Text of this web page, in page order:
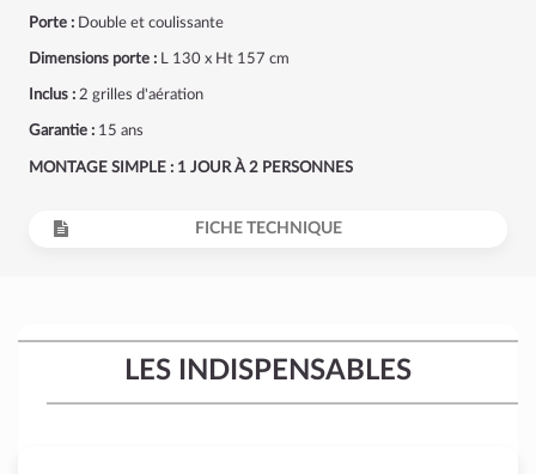
Porte : Double et coulissante
Dimensions porte : L 130 x Ht 157 cm
Inclus : 2 grilles d'aération
Garantie : 15 ans
MONTAGE SIMPLE : 1 JOUR À 2 PERSONNES
FICHE TECHNIQUE
LES INDISPENSABLES